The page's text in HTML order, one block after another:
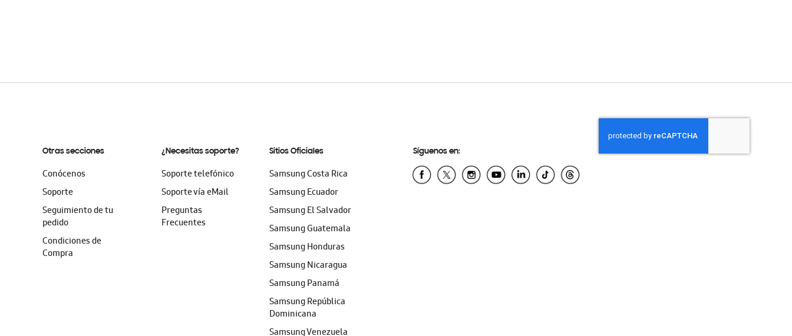
Otras secciones
Conócenos
Soporte
Seguimiento de tu
pedido
Condiciones de
Compra
¿Necesitas soporte?
Soporte telefónico
Soporte vía eMail
Preguntas
Frecuentes
Sitios Oficiales
Samsung Costa Rica
Samsung Ecuador
Samsung El Salvador
Samsung Guatemala
Samsung Honduras
Samsung Nicaragua
Samsung Panamá
Samsung República
Dominicana
Samsung Venezuela
Síguenos en: